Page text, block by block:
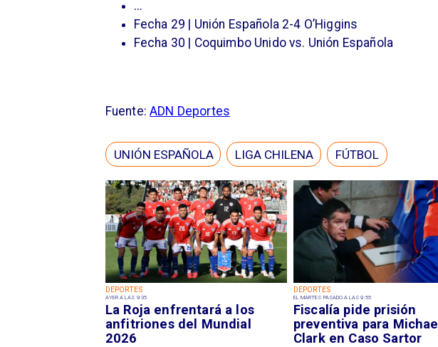
DEPORTES
AYER A LAS 9:35
La Roja enfrentará a los
anfitriones del Mundial
2026
DEPORTES
EL MARTES PASADO A LAS 9:55
Fiscalía pide prisión
preventiva para Michael
Clark en Caso Sartor
...
Fecha 29 | Unión Española 2-4 O’Higgins
Fecha 30 | Coquimbo Unido vs. Unión Española
Fuente:ADN Deportes
UNIÓN ESPAÑOLA LIGA CHILENA FÚTBOL